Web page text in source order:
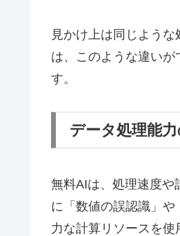
見かけ上は同じよう
は、このような違い
す。
データ処理能
無料AIは、処理速度や
に「数値の誤認識」
力な計算リソースを使